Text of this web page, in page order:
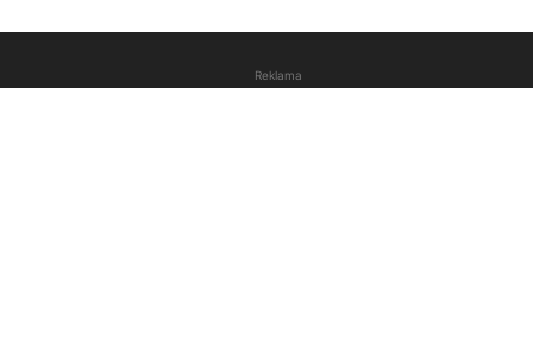
Reklama